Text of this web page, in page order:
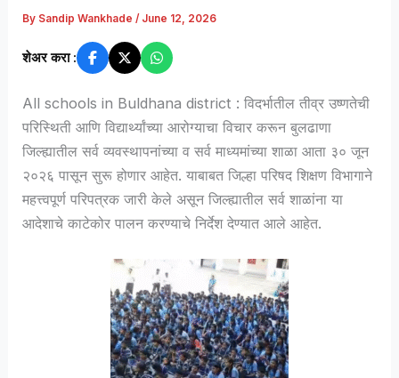
By Sandip Wankhade/ June 12, 2026
शेअर करा :
All schools in Buldhana district : विदर्भातील तीव्र उष्णतेची
परिस्थिती आणि विद्यार्थ्यांच्या आरोग्याचा विचार करून बुलढाणा
जिल्ह्यातील सर्व व्यवस्थापनांच्या व सर्व माध्यमांच्या शाळा आता ३० जून
२०२६ पासून सुरू होणार आहेत. याबाबत जिल्हा परिषद शिक्षण विभागाने
महत्त्वपूर्ण परिपत्रक जारी केले असून जिल्ह्यातील सर्व शाळांना या
आदेशाचे काटेकोर पालन करण्याचे निर्देश देण्यात आले आहेत.